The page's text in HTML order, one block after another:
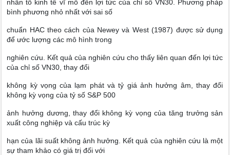
nhân tố kinh tế vĩ mô đến lợi tức của chỉ số VN30. Phương pháp
bình phương nhỏ nhất với sai số
chuẩn HAC theo cách của Newey và West (1987) được sử dụng
để ước lượng các mô hình trong
nghiên cứu. Kết quả của nghiên cứu cho thấy liên quan đến lợi tức
của chỉ số VN30, thay đổi
không kỳ vọng của lạm phát và tỷ giá ảnh hưởng âm, thay đổi
không kỳ vọng của tỷ số S&P 500
ảnh hưởng dương, thay đổi không kỳ vọng của tăng trưởng sản
xuất công nghiệp và cấu trúc kỳ
hạn của lãi suất không ảnh hưởng. Kết quả của nghiên cứu là một
sự tham khảo có giá trị đối với